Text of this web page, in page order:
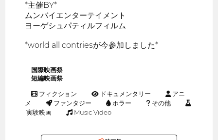
*主催BY*
ムンバイエンターテイメント
ヨーゲシュパティルフィルム
*world all contriesが今参加しました*
国際映画祭
短編映画祭
フィクション ドキュメンタリー
アニ
メ
ファンタジー ホラー
その他
実験映画
Music Video